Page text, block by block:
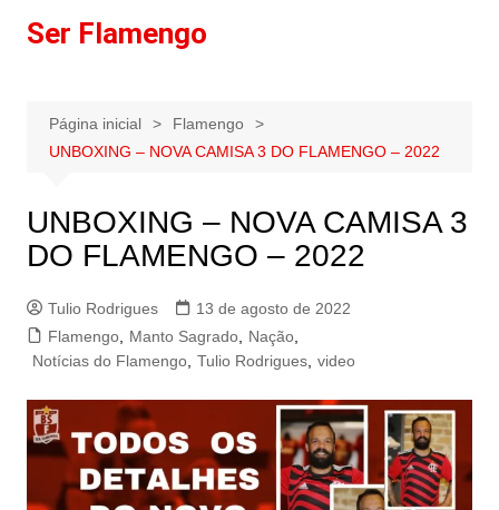
paraSer Flamengo
Página inicial
Flamengo
UNBOXING – NOVA CAMISA 3 DO FLAMENGO – 2022
UNBOXING – NOVA CAMISA 3
DO FLAMENGO – 2022
Tulio Rodrigues
13 de agosto de 2022
Flamengo, Manto Sagrado, Nação,
Notícias do Flamengo, Tulio Rodrigues, video